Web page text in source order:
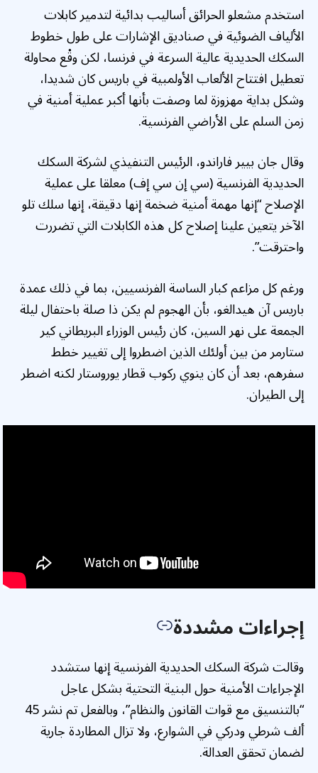
استخدم مشعلو الحرائق أساليب بدائية لتدمير كابلات
الألياف الضوئية في صناديق الإشارات على طول خطوط
السكك الحديدية عالية السرعة في فرنسا، لكن وقْع محاولة
تعطيل افتتاح الألعاب الأولمبية في باريس كان شديدا،
وشكل بداية مهزوزة لما وصفت بأنها أكبر عملية أمنية في
زمن السلم على الأراضي الفرنسية.
وقال جان بيير فاراندو، الرئيس التنفيذي لشركة السكك
الحديدية الفرنسية (سي إن سي إف) معلقا على عملية
الإصلاح “إنها مهمة أمنية ضخمة إنها دقيقة، إنها سلك تلو
الآخر يتعين علينا إصلاح كل هذه الكابلات التي تضررت
واحترقت”.
ورغم كل مزاعم كبار الساسة الفرنسيين، بما في ذلك عمدة
باريس آن هيدالغو، بأن الهجوم لم يكن ذا صلة باحتفال ليلة
الجمعة على نهر السين، كان رئيس الوزراء البريطاني كير
ستارمر من بين أولئك الذين اضطروا إلى تغيير خطط
سفرهم، بعد أن كان ينوي ركوب قطار يوروستار لكنه اضطر
إلى الطيران.
إجراءات مشددة
وقالت شركة السكك الحديدية الفرنسية إنها ستشدد
الإجراءات الأمنية حول البنية التحتية بشكل عاجل
“بالتنسيق مع قوات القانون والنظام”، وبالفعل تم نشر 45
ألف شرطي ودركي في الشوارع، ولا تزال المطاردة جارية
لضمان تحقق العدالة.